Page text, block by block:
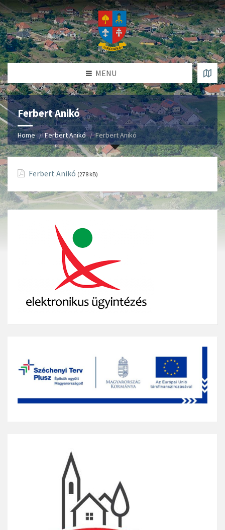
MENU
Ferbert Anikó
Home Ferbert Anikó Ferbert Anikó
Ferbert Anikó (278 kB)